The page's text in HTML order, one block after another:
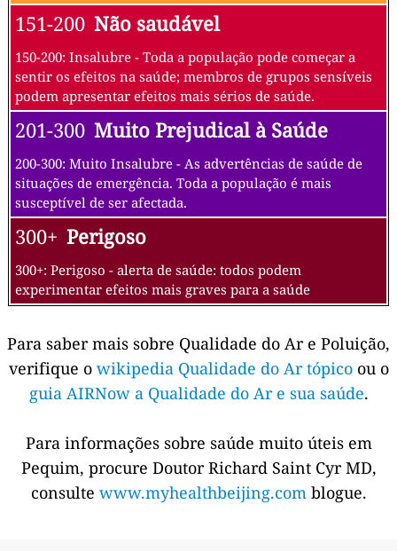
151-200 Não saudável
150-200: Insalubre - Toda a população pode começar a
sentir os efeitos na saúde; membros de grupos sensíveis
podem apresentar efeitos mais sérios de saúde.
201-300 Muito Prejudical à Saúde
200-300: Muito Insalubre - As advertências de saúde de
situações de emergência. Toda a população é mais
susceptível de ser afectada.
300+ Perigoso
300+: Perigoso - alerta de saúde: todos podem
experimentar efeitos mais graves para a saúde
Para saber mais sobre Qualidade do Ar e Poluição,
verifique o wikipedia Qualidade do Ar tópico ou o
guia AIRNow a Qualidade do Ar e sua saúde.
Para informações sobre saúde muito úteis em
Pequim, procure Doutor Richard Saint Cyr MD,
consulte www.myhealthbeijing.com blogue.